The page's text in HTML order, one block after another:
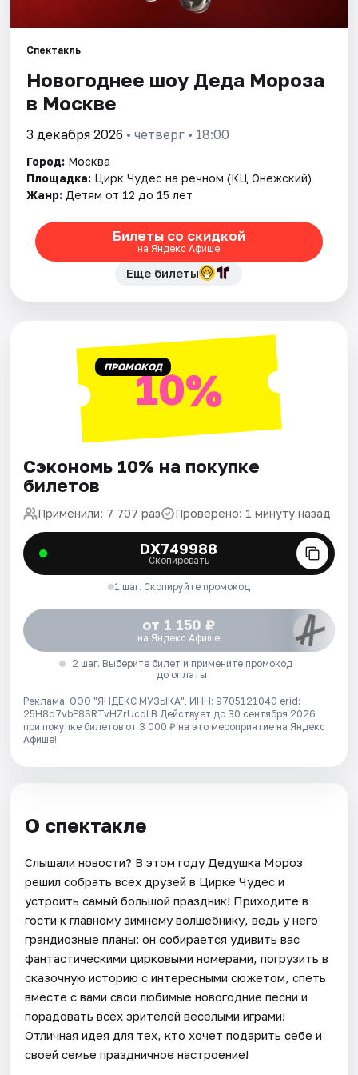
Площадки
Артисты
Спектакль
Новогоднее шоу Деда Мороза
в Москве
3 декабря 2026 • четверг • 18:00
Город: Москва
Площадка: Цирк Чудес на речном (КЦ Онежский)
Жанр: Детям от 12 до 15 лет
Билеты со скидкой
на Яндекс Афише
Еще билеты
ПРОМОКОД10%
Сэкономь 10% на покупке
билетов
Применили: 7 707 раз Проверено: 1 минуту назад
DX749988
Скопировать
1 шаг. Скопируйте промокод
от 1 150 ₽
на Яндекс Афише
2 шаг. Выберите билет и примените промокод
до оплаты
Реклама. ООО "ЯНДЕКС МУЗЫКА", ИНН: 9705121040 erid:
25H8d7vbP8SRTvHZrUcdLB Действует до 30 сентября 2026
при покупке билетов от 3 000 ₽ на это мероприятие на Яндекс
Афише!
О спектакле
Слышали новости? В этом году Дедушка Мороз
решил собрать всех друзей в Цирке Чудес и
устроить самый большой праздник! Приходите в
гости к главному зимнему волшебнику, ведь у него
грандиозные планы: он собирается удивить вас
фантастическими цирковыми номерами, погрузить в
сказочную историю с интересными сюжетом, спеть
вместе с вами свои любимые новогодние песни и
порадовать всех зрителей веселыми играми!
Отличная идея для тех, кто хочет подарить себе и
своей семье праздничное настроение!